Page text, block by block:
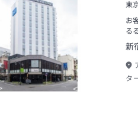
東
お
る
新
タ